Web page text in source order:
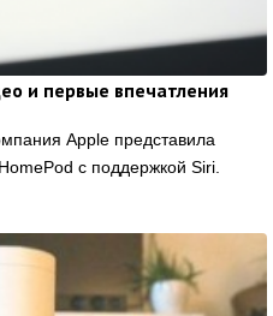
и первые впечатления
Apple представила
с поддержкой Siri.